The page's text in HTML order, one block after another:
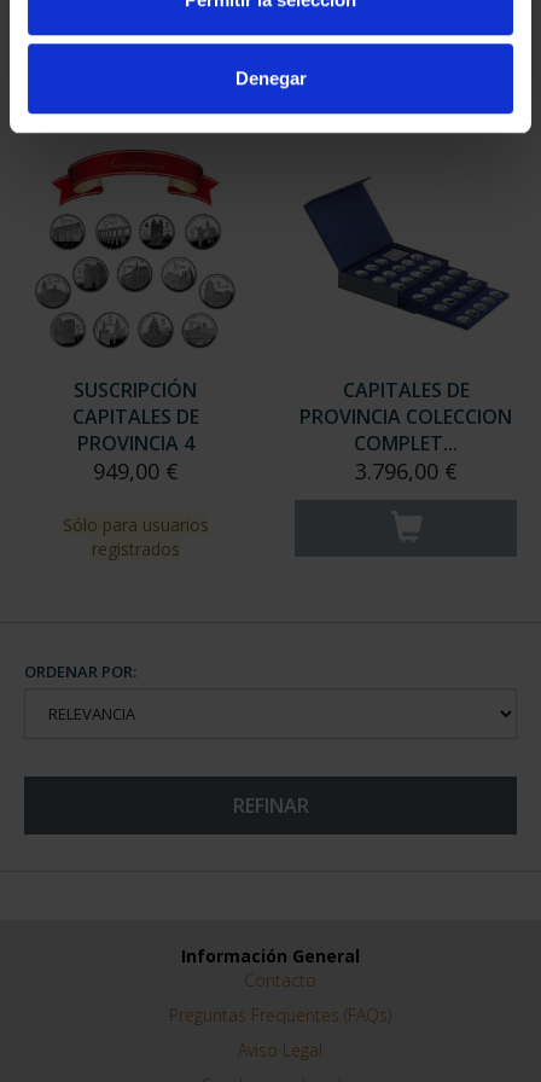
Denegar
SUSCRIPCIÓN
CAPITALES DE
PROVINCIA 4
949,00 €
Sólo para usuarios
registrados
CAPITALES DE
PROVINCIA COLECCION
COMPLET...
3.796,00 €
ORDENAR POR:
REFINAR
Información General
Contacto
Preguntas Frequentes (FAQs)
Aviso Legal